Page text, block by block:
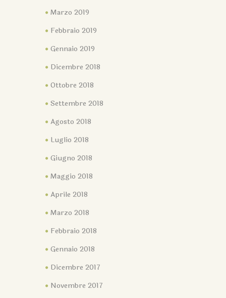
Marzo 2019
Febbraio 2019
Gennaio 2019
Dicembre 2018
Ottobre 2018
Settembre 2018
Agosto 2018
Luglio 2018
Giugno 2018
Maggio 2018
Aprile 2018
Marzo 2018
Febbraio 2018
Gennaio 2018
Dicembre 2017
Novembre 2017